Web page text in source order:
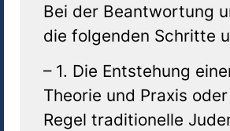
Bei der Beantwortung
die folgenden Schritte
– 1. Die Entstehung
Theorie und Praxis
Regel traditionelle